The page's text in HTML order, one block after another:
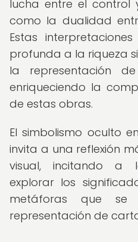
lucha entre el control
como la dualidad
Estas
profunda a la riqueza
la representación
enriqueciendo la
de estas obras.
El simbolismo oculto
invita a una reflexión
visual, incitando a
explorar los
metáforas que se
representación de